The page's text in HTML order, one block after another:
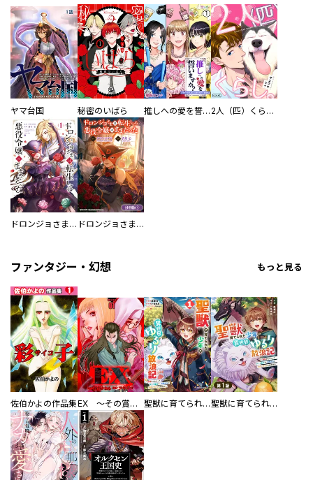
ヤマ台国 秘密のいばら 推しへの愛を誓いますか？～アラサー女子、推しは逃げぬが人生逃げる～ 2人（匹）くらし。
ドロンジョさまは転生しても悪役令嬢のままだった ドロンジョさまは転生しても悪役令嬢のままだった【分冊版】
ファンタジー・幻想 もっと見る
佐伯かよの作品集 EX ～その賞金稼ぎは、世界の出口を探す～【単行本版】 聖獣に育てられた少年の異世界ゆるり放浪記～神様からもらったチート魔法で、仲間たちとスローライフを満喫中～ 聖獣に育てられた少年の異世界ゆるり放浪記～神様からもらったチート魔法で、仲間たちとスローライフを満喫中～【分冊版】